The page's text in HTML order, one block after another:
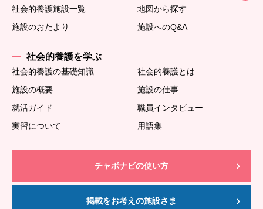
社会的養護施設一覧
地図から探す
施設のおたより
施設へのQ&A
社会的養護を学ぶ
社会的養護の基礎知識
社会的養護とは
施設の概要
施設の仕事
就活ガイド
職員インタビュー
実習について
用語集
チャボナビの使い方
掲載をお考えの施設さま